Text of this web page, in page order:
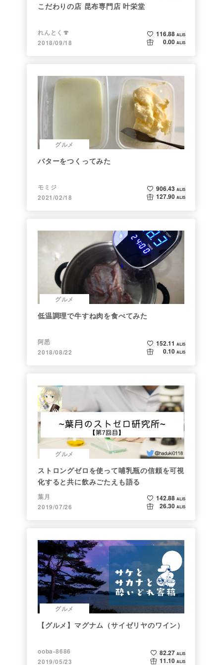
こだわりの店 昆布専門店 叶栄堂
れんとく🍄
2018/09/18
116.88 ALIS
0.00 ALIS
グルメ
バターをつくってみた
モミジ
2021/02/18
906.43 ALIS
127.90 ALIS
グルメ
低温調理で牛すね肉を食べてみた
阿悉
2018/08/22
152.11 ALIS
0.10 ALIS
グルメ
ストロングゼロを使って哺乳瓶の信頼を可視
化すると共に飲みごたえも語る
葉月
2019/07/26
142.88 ALIS
26.30 ALIS
グルメ
【グルメ】マグナム（サイゼリヤのワイン）
ooba-8686
2019/05/23
82.27 ALIS
11.10 ALIS